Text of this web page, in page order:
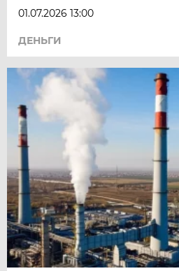
01.07.2026 13:00
ДЕНЬГИ